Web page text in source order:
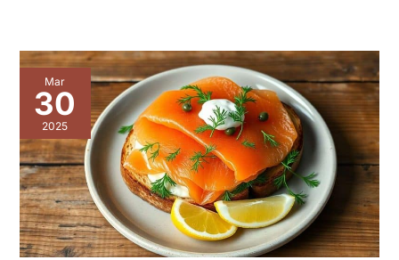
Mar
30
2025
Toast
scandinave
:
saumon
fumé
sur
lit
d’aneth